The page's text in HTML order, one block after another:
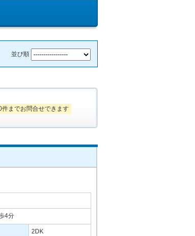
並び順
件までお問合せできます
4分
2DK